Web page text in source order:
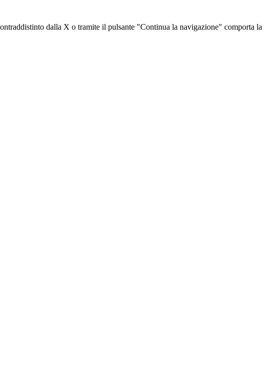
dalla X o tramite il pulsante "Continua la navigazione" comporta la